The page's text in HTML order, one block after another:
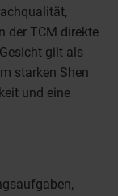
der TCM direkte
gilt als
starken Shen
und eine